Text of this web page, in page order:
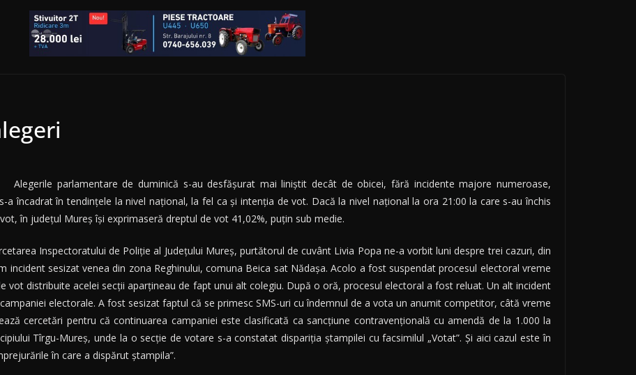
Alegerile parlamentare de duminică s-au desfășurat mai liniștit decât de obicei, fără incidente majore numeroase,
a încadrat în tendințele la nivel național, la fel ca și intenția de vot. Dacă la nivel național la ora 21:00 la care s-au închis
în județul Mureș își exprimaseră dreptul de vot 41,02%, puțin sub medie.
Inspectoratului de Poliție al Județului Mureș, purtătorul de cuvânt Livia Popa ne-a vorbit luni despre trei cazuri, din
incident sesizat venea din zona Reghinului, comuna Beica sat Nădașa. Acolo a fost suspendat procesul electoral vreme
vot distribuite acelei secții aparțineau de fapt unui alt colegiu. După o oră, procesul electoral a fost reluat. Un alt incident
electorale. A fost sesizat faptul că se primesc SMS-uri cu îndemnul de a vota un anumit competitor, câtă vreme
cercetări pentru că continuarea campaniei este clasificată ca sancțiune contravențională cu amendă de la 1.000 la
Tîrgu-Mureș, unde la o secție de votare s-a constatat dispariția ștampilei cu facsimilul „Votat”. Și aici cazul este în
în care a dispărut ștampila”.